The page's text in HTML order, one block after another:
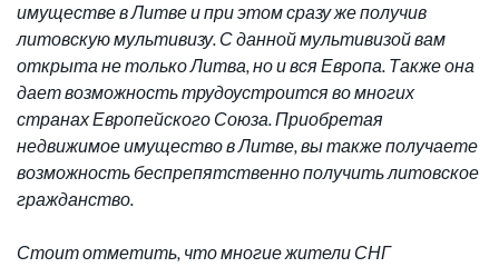
имуществе в Литве и при этом сразу же получив
литовскую мультивизу. С данной мультивизой вам
открыта не только Литва, но и вся Европа. Также она
дает возможность трудоустроится во многих
странах Европейского Союза. Приобретая
недвижимое имущество в Литве, вы также получаете
возможность беспрепятственно получить литовское
гражданство.
Стоит отметить, что многие жители СНГ